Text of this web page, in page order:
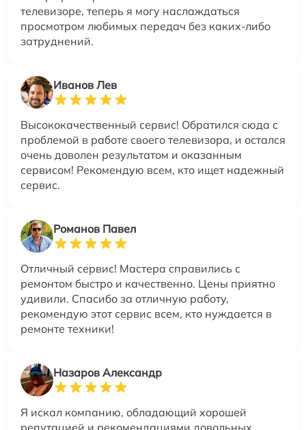
телевизоре, теперь я могу наслаждаться
просмотром любимых передач без каких-либо
затруднений.
Иванов Лев
Высококачественный сервис! Обратился сюда с
проблемой в работе своего телевизора, и остался
очень доволен результатом и оказанным
сервисом! Рекомендую всем, кто ищет надежный
сервис.
Романов Павел
Отличный сервис! Мастера справились с
ремонтом быстро и качественно. Цены приятно
удивили. Спасибо за отличную работу,
рекомендую этот сервис всем, кто нуждается в
ремонте техники!
Назаров Александр
Я искал компанию, обладающий хорошей